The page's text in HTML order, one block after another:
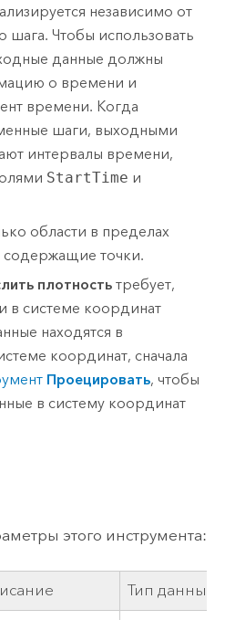
независимо от
шага. Чтобы использовать
данные должны
о времени и
времени. Когда
шаги, выходными
интервалы времени,
StartTime и
области в пределах
содержащие точки.
плотность требует,
в системе координат
находятся в
координат, сначала
Проецировать, чтобы
в систему координат
этого инструмента:
Тип данных